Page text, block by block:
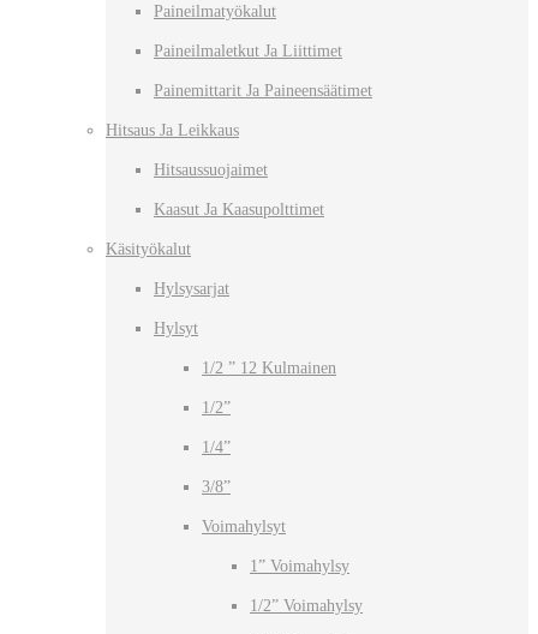
Paineilmatyökalut
Paineilmaletkut Ja Liittimet
Painemittarit Ja Paineensäätimet
Hitsaus Ja Leikkaus
Hitsaussuojaimet
Kaasut Ja Kaasupolttimet
Käsityökalut
Hylsysarjat
Hylsyt
1/2 ” 12 Kulmainen
1/2”
1/4”
3/8”
Voimahylsyt
1” Voimahylsy
1/2” Voimahylsy